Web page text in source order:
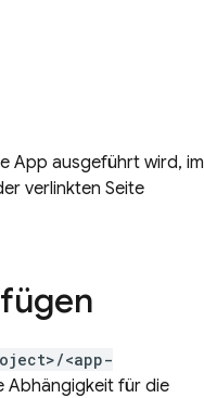
App ausgeführt wird, im
verlinkten Seite
<app-
Abhängigkeit für die